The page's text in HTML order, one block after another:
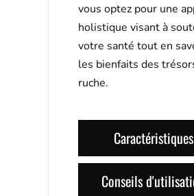
vous optez pour une
holistique visant à
votre santé tout en
les bienfaits des
ruche.
Caractéristiques
Conseils